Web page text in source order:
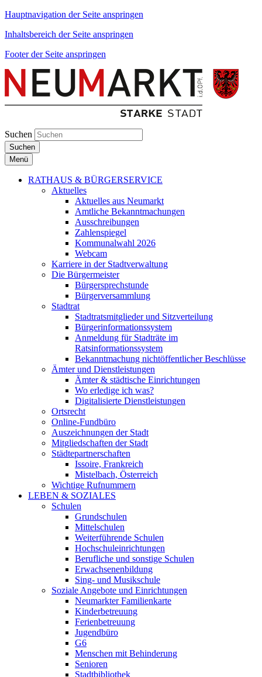
Hauptnavigation der Seite anspringen
Inhaltsbereich der Seite anspringen
Footer der Seite anspringen
Suchen
Suchen
Menü
RATHAUS & BÜRGERSERVICE
Aktuelles
Aktuelles aus Neumarkt
Amtliche Bekanntmachungen
Ausschreibungen
Zahlenspiegel
Kommunalwahl 2026
Webcam
Karriere in der Stadtverwaltung
Die Bürgermeister
Bürgersprechstunde
Bürgerversammlung
Stadtrat
Stadtratsmitglieder und Sitzverteilung
Bürgerinformationssystem
Anmeldung für Stadträte im
Ratsinformationssystem
Bekanntmachung nichtöffentlicher Beschlüsse
Ämter und Dienstleistungen
Ämter & städtische Einrichtungen
Wo erledige ich was?
Digitalisierte Dienstleistungen
Ortsrecht
Online-Fundbüro
Auszeichnungen der Stadt
Mitgliedschaften der Stadt
Städtepartnerschaften
Issoire, Frankreich
Mistelbach, Österreich
Wichtige Rufnummern
LEBEN & SOZIALES
Schulen
Grundschulen
Mittelschulen
Weiterführende Schulen
Hochschuleinrichtungen
Berufliche und sonstige Schulen
Erwachsenenbildung
Sing- und Musikschule
Soziale Angebote und Einrichtungen
Neumarkter Familienkarte
Kinderbetreuung
Ferienbetreuung
Jugendbüro
G6
Menschen mit Behinderung
Senioren
Stadtbibliothek